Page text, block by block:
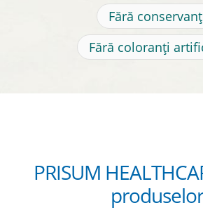
Fără
Fără coloranți
PRISUM
produselor